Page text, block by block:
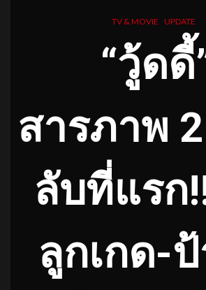
TV & MOVIE UPDATE
“วู้ดดี้
สารภาพ 2
ลับที่แรก
ลูกเกด-